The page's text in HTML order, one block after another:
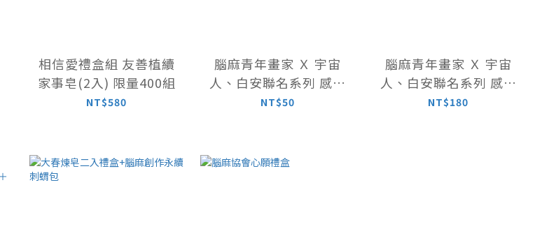
相信愛禮盒組 友善植續
家事皂(2入) 限量400組
NT$580
腦麻青年畫家 Ｘ 宇宙
人、白安聯名系列 感謝
卡｜單張
NT$50
腦麻青年畫家 Ｘ 宇宙
人、白安聯名系列 感謝
卡｜一組4張
NT$180